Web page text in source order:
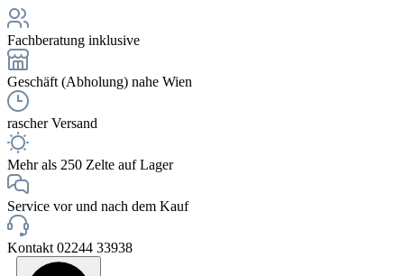
Fachberatung inklusive
Geschäft (Abholung) nahe Wien
rascher Versand
Mehr als 250 Zelte auf Lager
Service vor und nach dem Kauf
Kontakt 02244 33938